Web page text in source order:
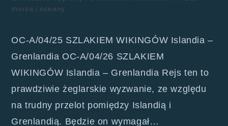
morza i oceany
OC-A/04/25 SZLAKIEM WIKINGÓW Islandia –
Grenlandia OC-A/04/26 SZLAKIEM
WIKINGÓW Islandia – Grenlandia Rejs ten to
prawdziwie żeglarskie wyzwanie, ze względu
na trudny przelot pomiędzy Islandią i
Grenlandią. Będzie on wymagał…